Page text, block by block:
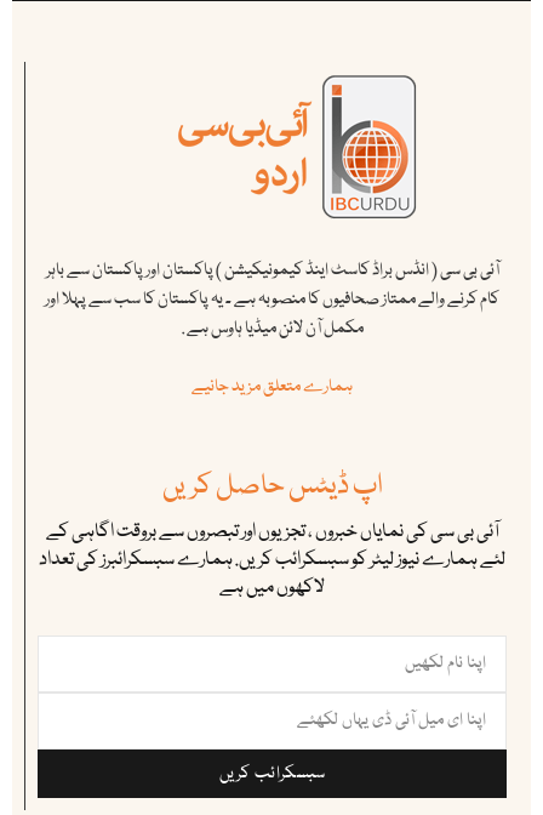
آئی بی سی ( انڈس براڈ کاسٹ اینڈ کیمونیکیشن ) پاکستان اور پاکستان سے باہر
کام کرنے والے ممتاز صحافیوں کا منصوبہ ہے ۔ یہ پاکستان کا سب سے پہلا اور
مکمل آن لائن میڈیا ہاوس ہے .
ہمارے متعلق مزید جانیے
اپ ڈیٹس حاصل کریں
آئی بی سی کی نمایاں خبروں ، تجزیوں اور تبصروں سے بروقت اگاہی کے
لئے ہمارے نیوز لیٹر کو سبسکرائب کریں. ہمارے سبسکرائبرز کی تعداد
لاکھوں میں ہے
سبسکرائب کریں